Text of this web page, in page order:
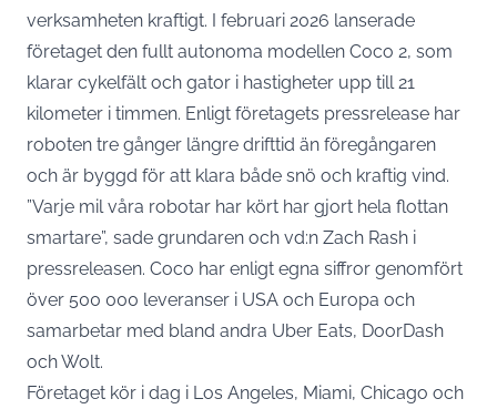
verksamheten kraftigt. I februari 2026 lanserade
företaget den fullt autonoma modellen Coco 2, som
klarar cykelfält och gator i hastigheter upp till 21
kilometer i timmen. Enligt företagets pressrelease har
roboten tre gånger längre drifttid än föregångaren
och är byggd för att klara både snö och kraftig vind.
”Varje mil våra robotar har kört har gjort hela flottan
smartare”, sade grundaren och vd:n Zach Rash i
pressreleasen. Coco har enligt egna siffror genomfört
över 500 000 leveranser i USA och Europa och
samarbetar med bland andra Uber Eats, DoorDash
och Wolt.
Företaget kör i dag i Los Angeles, Miami, Chicago och